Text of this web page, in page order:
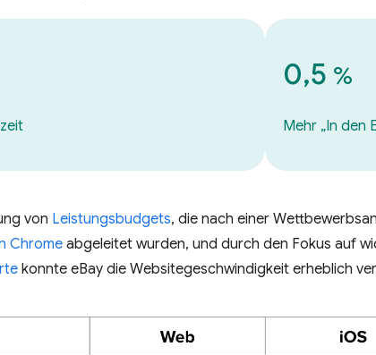
0,5 %
Mehr „In den
von Leistungsbudgets, die nach einer
Chromeabgeleitet wurden, und durch den Fokus auf
konnte eBay die Websitegeschwindigkeit erheblich